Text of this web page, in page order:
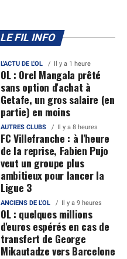
LE FIL INFO
L'ACTU DE L'OL Il y a 1 heure
OL : Orel Mangala prêté
sans option d'achat à
Getafe, un gros salaire (en
partie) en moins
AUTRES CLUBS Il y a 8 heures
FC Villefranche : à l'heure
de la reprise, Fabien Pujo
veut un groupe plus
ambitieux pour lancer la
Ligue 3
ANCIENS DE L'OL Il y a 9 heures
OL : quelques millions
d'euros espérés en cas de
transfert de George
Mikautadze vers Barcelone